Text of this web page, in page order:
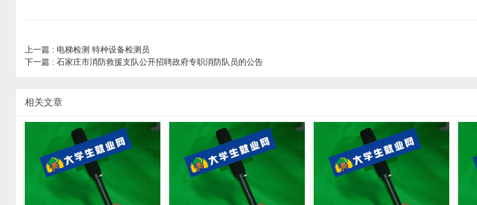
上一篇 : 电梯检测 特种设备检测员
下一篇 : 石家庄市消防救援支队公开招聘政府专职消防队员的公告
相关文章